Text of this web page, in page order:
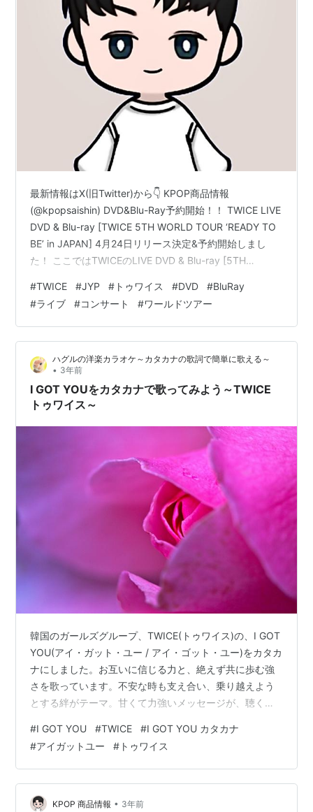
最新情報はX(旧Twitter)から👇 KPOP商品情報
(@kpopsaishin) DVD&Blu-Ray予約開始！！ TWICE LIVE
DVD & Blu-ray [TWICE 5TH WORLD TOUR ‘READY TO
BE’ in JAPAN] 4月24日リリース決定&予約開始しまし
た！ ここではTWICEのLIVE DVD & Blu-ray [5TH
ています。 目次 商品内容 各店舗特典 販売サイト 商品内
容 ■初回限定盤Blu-ray<収録内容>・2023年5月21日 味
の素スタジアム公…
#TWICE #JYP # トゥワイス #DVD #BluRay
#ライブ #コンサート #ワールドツアー
ハグルの洋楽カラオケ～カタカナの歌詞で簡単に歌える～
• 3年前
I GOT YOUをカタカナで歌ってみよう～TWICE
トゥワイス～
韓国のガールズグループ、TWICE(トゥワイス)の、I GOT
YOU(アイ・ガット・ユー / アイ・ゴット・ユー)をカタカ
ナにしました。お互いに信じる力と、絶えず共に歩む強
さを歌っています。不安な時も支え合い、乗り越えよう
とする絆がテーマ。甘くて力強いメッセージが、聴く人
一行を短くして、歌いやすくしてみました。発音、リン
キング(音と音のつながり)を考慮して、カタカナ変換して
いますが、カタカナの区切り方、改行が英語歌詞とは異
なる場合があります。ご了承ください。 ｱ ﾘﾛ ﾈｯｸﾚｽ ｱﾗｳﾝﾆ
ｴｯｼﾞｽﾞｺﾘ ﾔﾝ ﾀﾞﾑ ﾗｰｳﾞｧﾆｯﾂ …
#I GOT YOU #TWICE #I GOT YOU カタカナ
#アイガットユー # トゥワイス
KPOP 商品情報 • 3年前